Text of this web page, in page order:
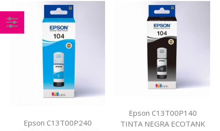
Epson C13T00P240
Epson C13T00P140
TINTA NEGRA ECOTANK
Comprar